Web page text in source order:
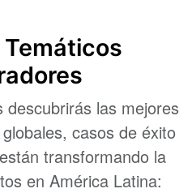
Temáticos
las mejores
casos de éxito
transformando la
en América Latina: